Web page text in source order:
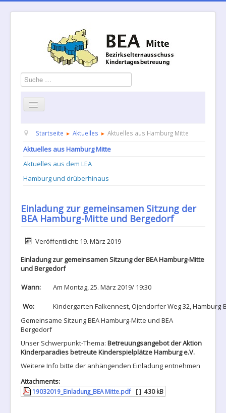
Suchen
Startseite Über uns Aktuelles Termine
GBS
Geschäftsordnung
Startseite Aktuelles Aktuelles aus Hamburg Mitte
Aktuelles aus Hamburg Mitte
Aktuelles aus dem LEA
Hamburg und drüberhinaus
Einladung zur gemeinsamen Sitzung der
BEA Hamburg-Mitte und Bergedorf
DetailsVeröffentlicht: 19. März 2019
Einladung zur gemeinsamen Sitzung der BEA Hamburg-Mitte
und Bergedorf
Wann: Am Montag, 25. März 2019/ 19:30
Wo:
Kindergarten Falkennest, Öjendorfer Weg 32, Hamburg-
Gemeinsame Sitzung BEA Hamburg-Mitte und BEA
Bergedorf
Unser Schwerpunkt-Thema: Betreuungsangebot der Aktion
Kinderparadies betreute Kinderspielplätze Hamburg e.V.
Weitere Info bitte der anhängenden Einladung entnehmen
Attachments:
19032019_Einladung_BEA Mitte.pdf [ ] 430 kB